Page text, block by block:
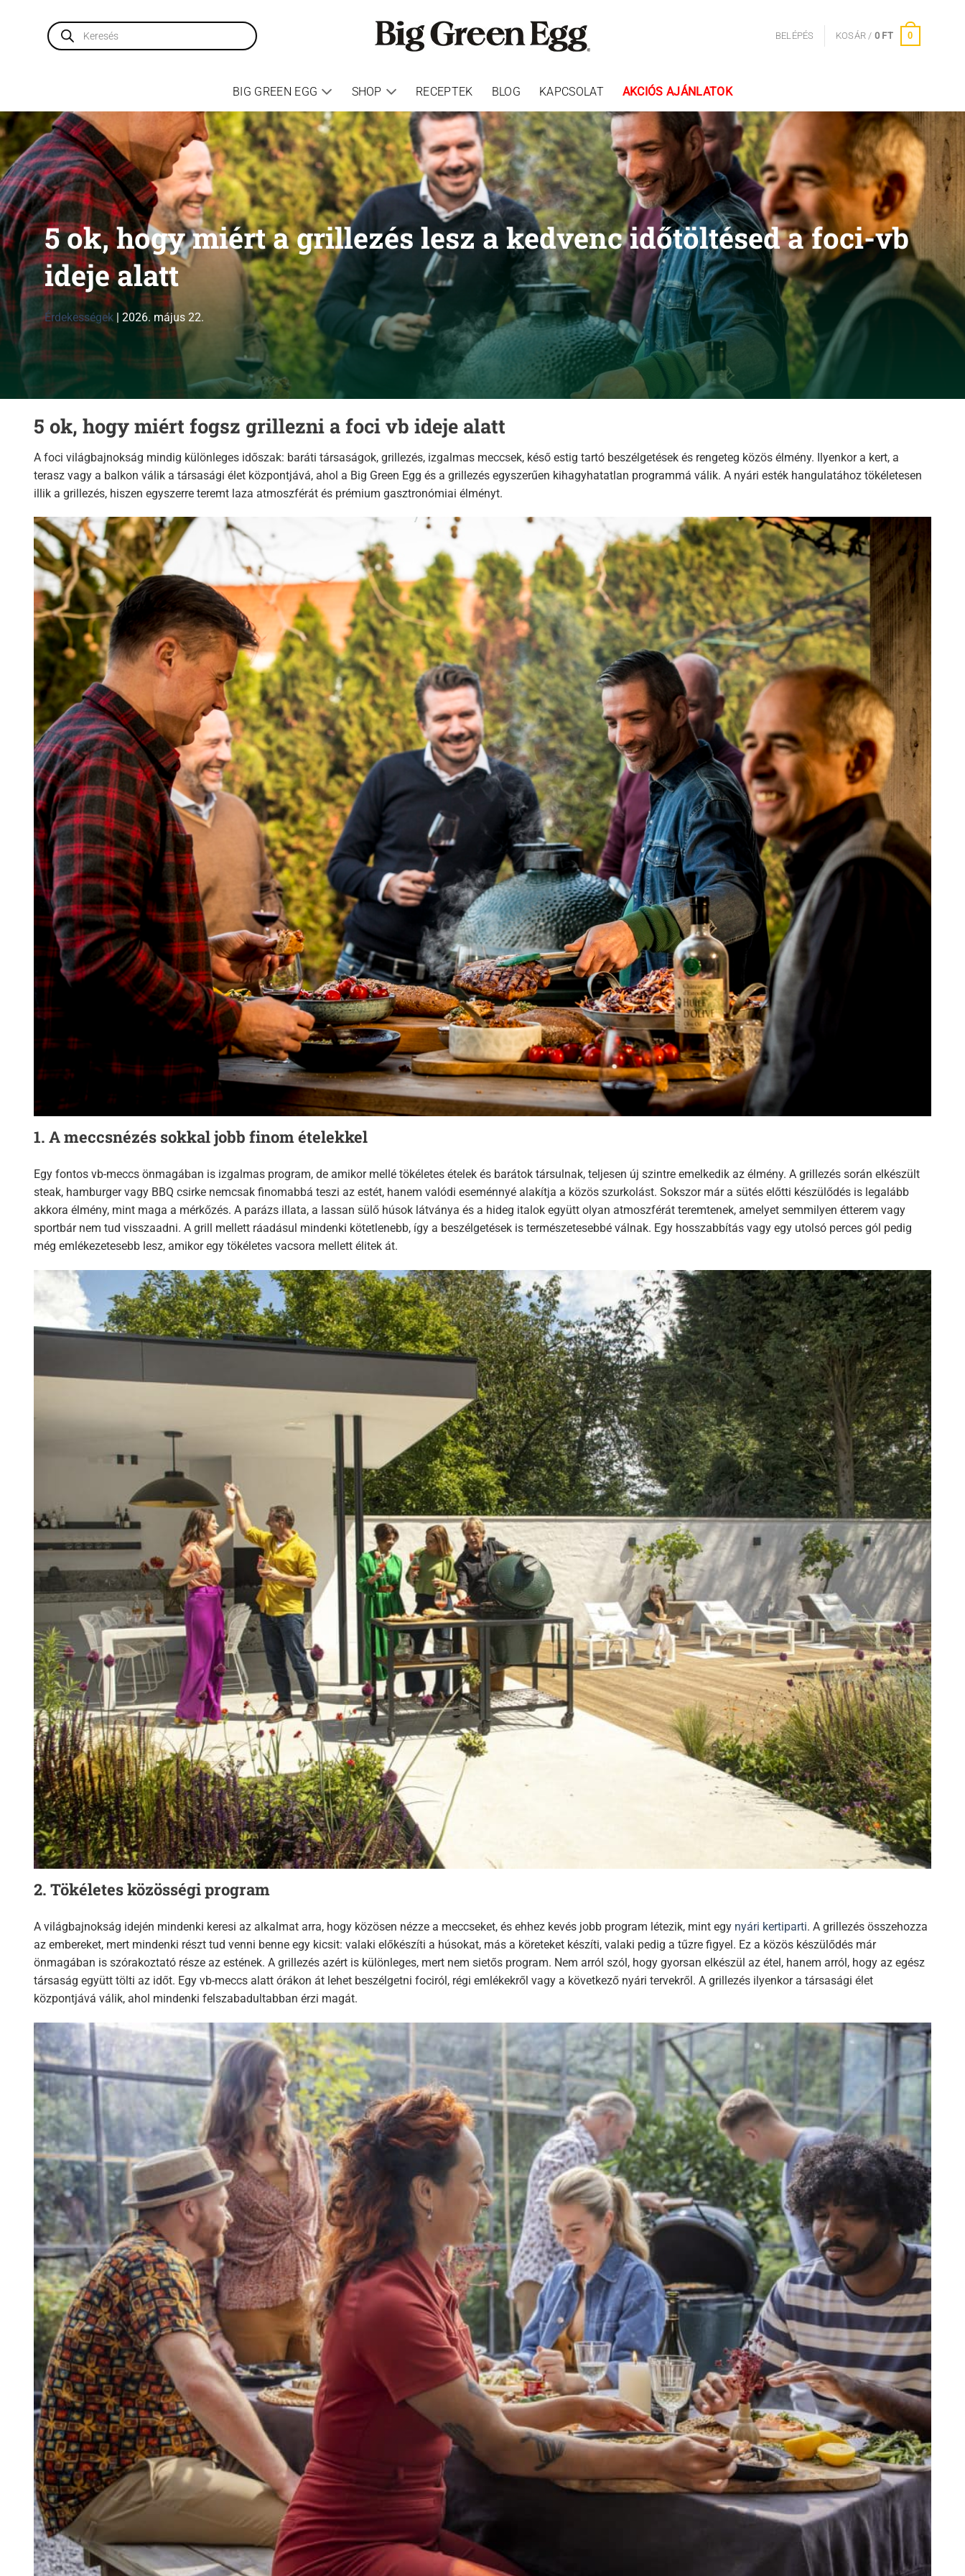
Products
search
BELÉPÉS KOSÁR / 0 FT 0
BIG GREEN EGG SHOP RECEPTEK BLOG KAPCSOLAT AKCIÓS AJÁNLATOK
5 ok, hogy miért a grillezés lesz a kedvenc időtöltésed a foci-vb
ideje alatt
Érdekességek 2026. május 22.
5 ok, hogy miért fogsz grillezni a foci vb ideje alatt
A foci világbajnokság mindig különleges időszak: baráti társaságok, grillezés, izgalmas meccsek, késő estig tartó beszélgetések és rengeteg közös élmény. Ilyenkor a kert, a
terasz vagy a balkon válik a társasági élet központjává, ahol a Big Green Egg és a grillezés egyszerűen kihagyhatatlan programmá válik. A nyári esték hangulatához tökéletesen
illik a grillezés, hiszen egyszerre teremt laza atmoszférát és prémium gasztronómiai élményt.
1. A meccsnézés sokkal jobb finom ételekkel
Egy fontos vb-meccs önmagában is izgalmas program, de amikor mellé tökéletes ételek és barátok társulnak, teljesen új szintre emelkedik az élmény. A grillezés során elkészült
steak, hamburger vagy BBQ csirke nemcsak finomabbá teszi az estét, hanem valódi eseménnyé alakítja a közös szurkolást. Sokszor már a sütés előtti készülődés is legalább
akkora élmény, mint maga a mérkőzés. A parázs illata, a lassan sülő húsok látványa és a hideg italok együtt olyan atmoszférát teremtenek, amelyet semmilyen étterem vagy
sportbár nem tud visszaadni. A grill mellett ráadásul mindenki kötetlenebb, így a beszélgetések is természetesebbé válnak. Egy hosszabbítás vagy egy utolsó perces gól pedig
még emlékezetesebb lesz, amikor egy tökéletes vacsora mellett élitek át.
2. Tökéletes közösségi program
A világbajnokság idején mindenki keresi az alkalmat arra, hogy közösen nézze a meccseket, és ehhez kevés jobb program létezik, mint egy nyári kertiparti. A grillezés összehozza
az embereket, mert mindenki részt tud venni benne egy kicsit: valaki előkészíti a húsokat, más a köreteket készíti, valaki pedig a tűzre figyel. Ez a közös készülődés már
önmagában is szórakoztató része az estének. A grillezés azért is különleges, mert nem sietős program. Nem arról szól, hogy gyorsan elkészül az étel, hanem arról, hogy az egész
társaság együtt tölti az időt. Egy vb-meccs alatt órákon át lehet beszélgetni fociról, régi emlékekről vagy a következő nyári tervekről. A grillezés ilyenkor a társasági élet
központjává válik, ahol mindenki felszabadultabban érzi magát.